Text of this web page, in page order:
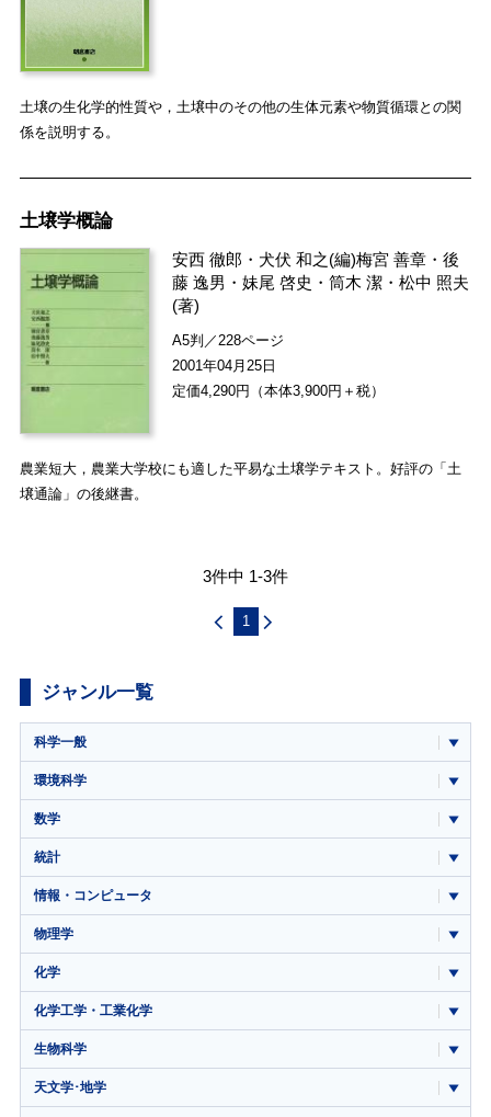
土壌の生化学的性質や，土壌中のその他の生体元素や物質循環との関
係を説明する。
土壌学概論
安西 徹郎 ・ 犬伏 和之(編)梅宮 善章 ・後
藤 逸男 ・妹尾 啓史 ・筒木 潔 ・松中 照夫
(著)
A5判／228ページ
2001年04月25日
定価4,290円（本体3,900円＋税）
農業短大，農業大学校にも適した平易な土壌学テキスト。好評の「土
壌通論」の後継書。
3件中 1-3件
1
ジャンル一覧
科学一般
環境科学
数学
統計
情報・コンピュータ
物理学
化学
化学工学・工業化学
生物科学
天文学･地学